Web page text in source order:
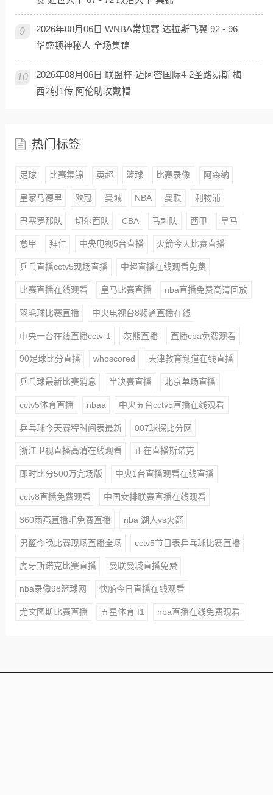
9
2026年08月06日 WNBA常规赛 达拉斯飞翼 92 - 96
华盛顿神秘人 全场集锦
10
2026年08月06日 联盟杯-迈阿密国际4-2圣路易斯 梅
西2射1传 阿伦助攻戴帽
热门标签
足球 比赛集锦 英超 篮球 比赛录像 阿森纳
皇家马德里 欧冠 曼城 NBA 曼联 利物浦
巴塞罗那队 切尔西队 CBA 马刺队 西甲 皇马
意甲 拜仁 中央电视5台直播 火箭今天比赛直播
乒乓直播cctv5现场直播 中超直播在线观看免费
比赛直播在线观看 皇马比赛直播 nba直播免费高清回放
羽毛球比赛直播 中央电视台8频道直播在线
中央一台在线直播cctv-1 灰熊直播 直播cba免费观看
90足球比分直播 whoscored 天津教育频道在线直播
乒乓球最新比赛消息 半决赛直播 北京单场直播
cctv5体育直播 nbaa 中央五台cctv5直播在线观看
乒乓球今天赛程时间表最新 007球探比分网
浙江卫视直播高清在线观看 正在直播斯诺克
即时比分500万完场版 中央1台直播观看在线直播
cctv8直播免费观看 中国女排联赛直播在线观看
360雨燕直播吧免费直播 nba 湖人vs火箭
男篮今晚比赛现场直播全场 cctv5节目表乒乓球比赛直播
虎牙斯诺克比赛直播 曼联曼城直播免费
nba录像98篮球网 快船今日直播在线观看
尤文图斯比赛直播 五星体育 f1 nba直播在线免费观看